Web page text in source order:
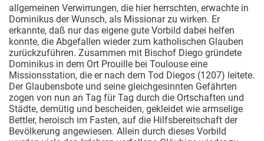
allgemeinen Verwirrungen, die hier herrschten, erwachte in
Dominikus der Wunsch, als Missionar zu wirken. Er
erkannte, daß nur das eigene gute Vorbild dabei helfen
konnte, die Abgefallen wieder zum katholischen Glauben
zurückzuführen. Zusammen mit Bischof Diego gründete
Dominikus in dem Ort Prouille bei Toulouse eine
Missionsstation, die er nach dem Tod Diegos (1207) leitete.
Der Glaubensbote und seine gleichgesinnten Gefährten
zogen von nun an Tag für Tag durch die Ortschaften und
Städte, demütig und bescheiden, gekleidet wie armselige
Bettler, heroisch im Fasten, auf die Hilfsbereitschaft der
Bevölkerung angewiesen. Allein durch dieses Vorbild